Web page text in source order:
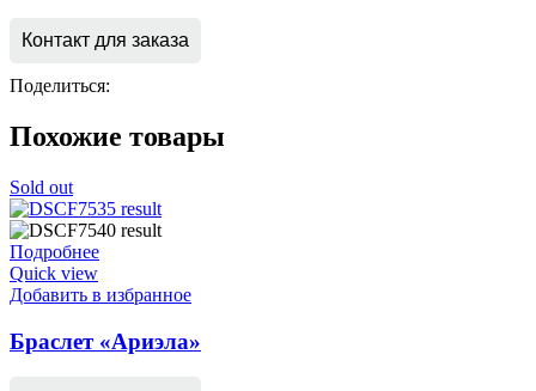
Контакт для заказа
Поделиться:
Похожие товары
Sold out
Подробнее
Quick view
Добавить в избранное
Браслет «Ариэла»